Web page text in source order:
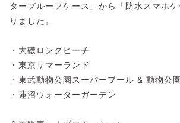
タープルーフケース」から「防水スマホ
りました。
・大磯ロングビーチ
・東京サマーランド
・東武動物公園スーパープール & 動物公
・蓮沼ウォーターガーデン